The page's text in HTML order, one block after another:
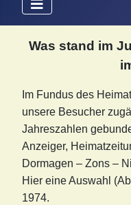
Was stand im
Im Fundus des
unsere Besucher
Jahreszahlen
Anzeiger,
Dormagen – Zons –
Hier eine Auswahl
1974.